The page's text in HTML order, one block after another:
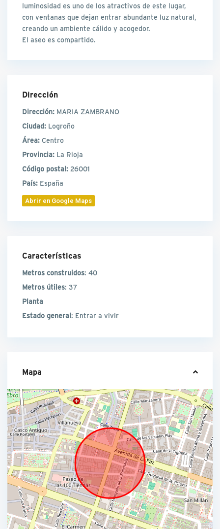
luminosidad es uno de los atractivos de este lugar,
con ventanas que dejan entrar abundante luz natural,
creando un ambiente cálido y acogedor.
El aseo es compartido.
Dirección
Dirección: MARIA ZAMBRANO
Ciudad: Logroño
Área: Centro
Provincia: La Rioja
Código postal: 26001
País: España
Abrir en Google Maps
Características
Metros construidos: 40
Metros útiles: 37
Planta
Estado general: Entrar a vivir
Mapa